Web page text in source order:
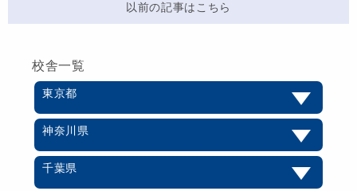
以前の記事はこちら
校舎一覧
東京都
神奈川県
千葉県